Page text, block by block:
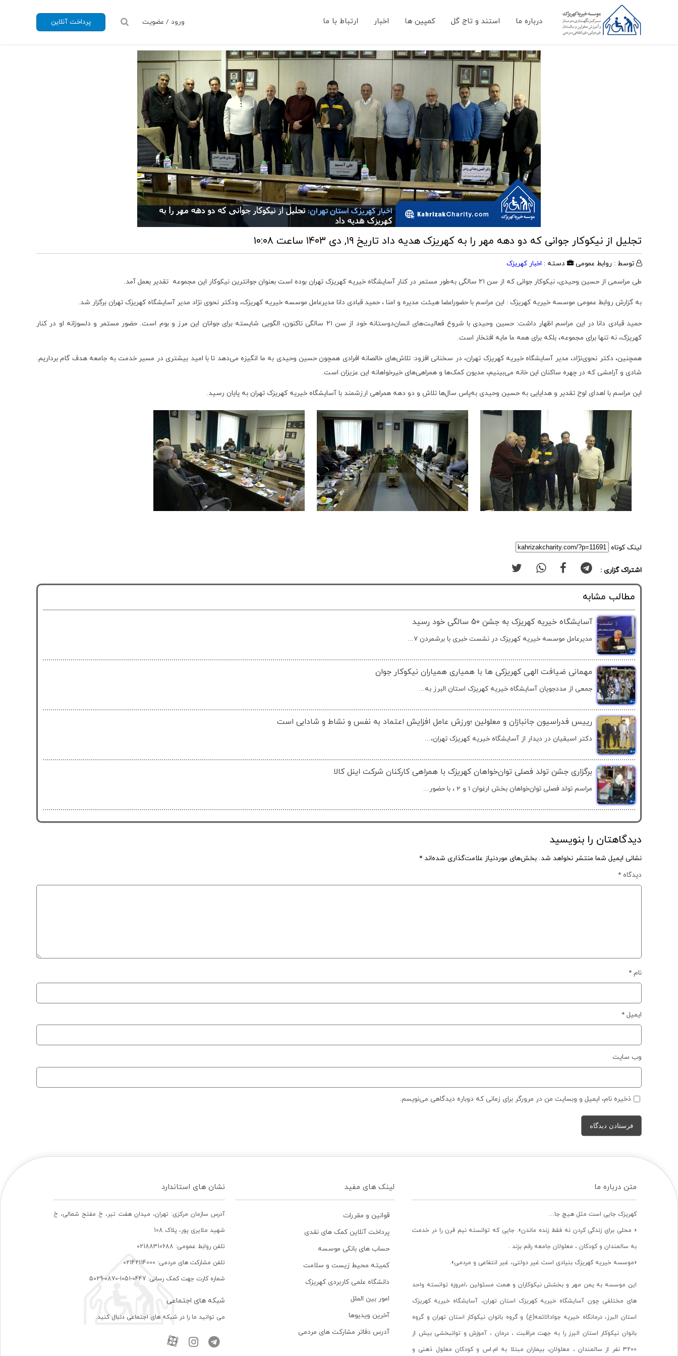
درباره ما استند و تاج گل کمپین ها اخبار ارتباط با ما پرداخت آنلاین ورود / عضویت
تجلیل از نیکوکار جوانی که دو دهه مهر را به کهریزک هدیه داد تاریخ ۱۹, دی ۱۴۰۳ ساعت ۱۰:۰۸
توسط : روابط عمومی دسته : اخبار کهریزک
طی مراسمی از حسین وحیدی، نیکوکار جوانی که از سن ۲۱ سالگی به‌طور مستمر در کنار آسایشگاه خیریه کهریزک تهران بوده است بعنوان جوانترین نیکوکار این مجموعه تقدیر بعمل آمد.
به گزارش روابط عمومی موسسه خیریه کهریزک : این مراسم با حضوراعضا هیئت مدیره و امنا ، حمید قبادی دانا مدیرعامل موسسه خیریه کهریزک، ودکتر نحوی نژاد مدیر آسایشگاه کهریزک تهران برگزار شد.
حمید قبادی دانا در این مراسم اظهار داشت: حسین وحیدی با شروع فعالیت‌های انسان‌دوستانه خود از سن ۲۱ سالگی تاکنون، الگویی شایسته برای جوانان این مرز و بوم است. حضور مستمر و دلسوزانه او در کنار
کهریزک، نه تنها برای مجموعه، بلکه برای همه ما مایه افتخار است.
همچنین، دکتر نحوی‌نژاد، مدیر آسایشگاه خیریه کهریزک تهران، در سخنانی افزود: تلاش‌های خالصانه افرادی همچون حسین وحیدی به ما انگیزه می‌دهد تا با امید بیشتری در مسیر خدمت به جامعه هدف گام برداریم.
شادی و آرامشی که در چهره ساکنان این خانه می‌بینیم، مدیون کمک‌ها و همراهی‌های خیرخواهانه این عزیزان است.
این مراسم با اهدای لوح تقدیر و هدایایی به حسین وحیدی به‌پاس سال‌ها تلاش و دو دهه همراهی ارزشمند با آسایشگاه خیریه کهریزک تهران به پایان رسید.
لینک کوتاه
اشتراک گزاری :
مطالب مشابه
آسایشگاه خیریه کهریزک به جشن 50 سالگی خود رسید
مدیرعامل موسسه خیریه کهریزک در نشست خبری با برشمردن 7...
مهمانی ضیافت الهی کهریزکی ها با همیاری همیاران نیکوکار جوان
جمعی از مددجویان آسایشگاه خیریه کهریزک استان البرز به...
رییس فدراسیون جانبازان و معلولین ؛ورزش عامل افزایش اعتماد به نفس و نشاط و شادابی است
دکتر اسبقیان در دیدار از آسایشگاه خیریه کهریزک تهران،...
برگزاری جشن تولد فصلی توان‌خواهان کهریزک با همراهی کارکنان شرکت اینل کالا
مراسم تولد فصلی توان‌خواهان بخش ارغوان 1 و 2 ، با حضور...
دیدگاهتان را بنویسید
نشانی ایمیل شما منتشر نخواهد شد. بخش‌های موردنیاز علامت‌گذاری شده‌اند *
دیدگاه *
نام *
ایمیل *
وب‌ سایت
ذخیره نام، ایمیل و وبسایت من در مرورگر برای زمانی که دوباره دیدگاهی می‌نویسم.
متن درباره ما
کهریزک جایی است مثل هیچ جا…
« محلی برای زندگی کردن نه فقط زنده ماندن». جایی که توانسته نیم قرن را در خدمت
به سالمندان و کودکان ، معلولان جامعه رقم بزند .
«موسسه خیریه کهریزک بنیادی است غیر دولتی، غیر انتفاعی و مردمی».
این موسسه به یمن مهر و بخشش نیکوکاران و همت مسئولین ،امروزه توانسته واحد
های مختلفی چون آسایشگاه خیریه کهریزک استان تهران، آسایشگاه خیریه کهریزک
استان البرز، درمانگاه خیریه جوادالائمه(ع) و گروه بانوان نیکوکار استان تهران و گروه
بانوان نیکوکار استان البرز را به جهت مراقبت ، درمان ، آموزش و توانبخشی بیش از
3200 نفر از سالمندان ، معلولان، بیماران مبتلا به ام.اس و کودکان معلول ذهنی و
لینک های مفید
قوانین و مقررات
پرداخت آنلاین کمک های نقدی
حساب های بانکی موسسه
کمیته محیط زیست و سلامت
دانشگاه علمی کاربردی کهریزک
امور بین الملل
آخرین ویدیوها
آدرس دفاتر مشارکت های مردمی
نشان های استاندارد
آدرس سازمان مرکزی: تهران، ميدان هفت تير، خ مفتح شمالی، خ
شهيد ملايری پور، پلاک 108
تلفن روابط عمومی: 02188310688
تلفن مشارکت های مردمی: 02142114000
شماره کارت جهت کمک رسانی: 0447-1051-0870-5029
شبکه های اجتماعی
می توانید ما را در شبکه های اجتماعی دنبال کنید.